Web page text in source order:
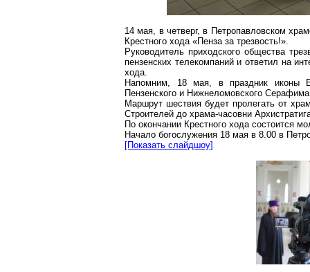
14 мая, в четверг, в Петропавловском
Крестного хода «Пенза за трезвость!».
Руководитель приходского общества
пензенских телекомпаний и ответил на
хода.
Напомним, 18 мая, в праздник иконы
Пензенского и Нижнеломовского
Маршрут шествия будет пролегать от
Строителей до храма-часовни
По окончании Крестного хода состоится
Начало богослужения 18 мая в 8.00 в
[Показать слайдшоу]